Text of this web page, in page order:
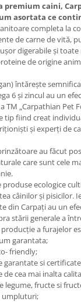
premium caini,
asortata ce
completa la
de carne de vită,
digerabile și
​​de origine
întărește
6 și zincul au un
TM „Carpathian Pet
tip fiind creat
și experți de
au făcut
care sunt cele
ecologice
câinilor și pisicilor.
din Carpați au un
stării generale a
a furajelor
garantata;
friendly;
garantate si certificate
de cea mai inalta
legume, fructe si
umpluturi;